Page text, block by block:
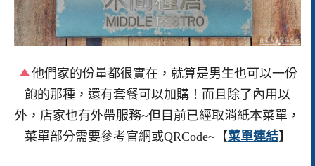
他們家的份量都很實在，就算是男生也可以一份
飽的那種，還有套餐可以加購！而且除了內用以
外，店家也有外帶服務~但目前已經取消紙本菜單，
菜單部分需要參考官網或QRCode~【菜單連結】